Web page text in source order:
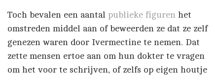
Toch bevalen een aantal publieke figuren het
omstreden middel aan of beweerden ze dat ze zelf
genezen waren door Ivermectine te nemen. Dat
zette mensen ertoe aan om hun dokter te vragen
om het voor te schrijven, of zelfs op eigen houtje